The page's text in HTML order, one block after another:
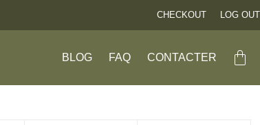
CHECKOUT LOG OUT
BLOG FAQ CONTACTER